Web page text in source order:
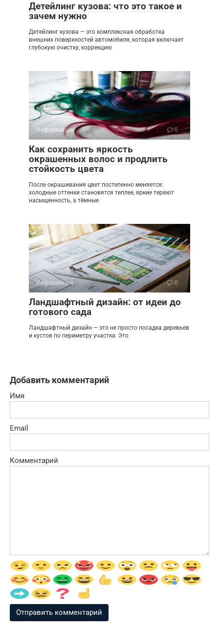
Детейлинг кузова: что это такое и
зачем нужно
Детейлинг кузова — это комплексная обработка
внешних поверхностей автомобиля, которая включает
глубокую очистку, коррекцию
Информация 0
Как сохранить яркость
окрашенных волос и продлить
стойкость цвета
После окрашивания цвет постепенно меняется:
холодные оттенки становятся теплее, яркие теряют
насыщенность, а тёмные
Информация 0
Ландшафтный дизайн: от идеи до
готового сада
Ландшафтный дизайн — это не просто посадка деревьев
и кустов по периметру участка. Это
Добавить комментарий
Имя
Email
Комментарий